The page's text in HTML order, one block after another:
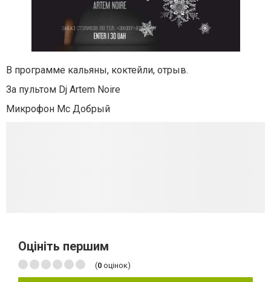
В программе кальяны, коктейли, отрыв.
За пультом Dj Artem Noire
Микрофон Mc Добрый
Оцініть першим
(0 оцінок)